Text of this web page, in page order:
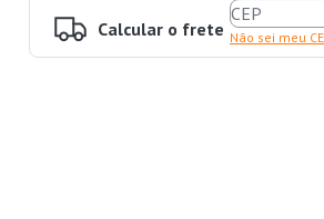
Calcular o frete Não sei meu